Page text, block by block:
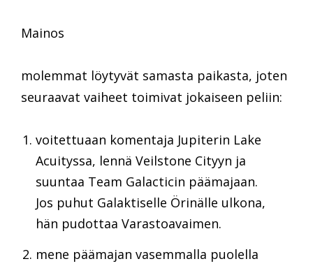
Mainos
molemmat löytyvät samasta paikasta, joten
seuraavat vaiheet toimivat jokaiseen peliin:
voitettuaan komentaja Jupiterin Lake
Acuityssa, lennä Veilstone Cityyn ja
suuntaa Team Galacticin päämajaan.
Jos puhut Galaktiselle Örinälle ulkona,
hän pudottaa Varastoavaimen.
mene päämajan vasemmalla puolella